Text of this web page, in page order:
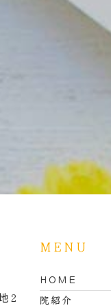
2
MENU
HOME
院紹介